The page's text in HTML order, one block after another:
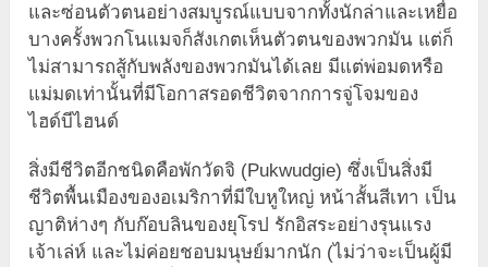
และซ่อนตัวตนอย่างสมบูรณ์แบบจากทั้งนักล่าและเหยื่อ
บางครั้งพวกโนแมจก็สังเกตเห็นตัวตนของพวกมัน แต่ก็
ไม่สามารถสู้กับพลังของพวกมันได้เลย มีแต่พ่อมดหรือ
แม่มดเท่านั้นที่มีโอกาสรอดชีวิตจากการจู่โจมของ
ไฮด์บีไฮนด์
สิ่งมีชีวิตอีกชนิดคือพักวัดจิ (Pukwudgie) ซึ่งเป็นสิ่งมี
ชีวิตพื้นเมืองของอเมริกาที่มีใบหูใหญ่ หน้าสั้นสีเทา เป็น
ญาติห่างๆ กับก๊อบลินของยุโรป รักอิสระอย่างรุนแรง
เจ้าเล่ห์ และไม่ค่อยชอบมนุษย์มากนัก (ไม่ว่าจะเป็นผู้มี